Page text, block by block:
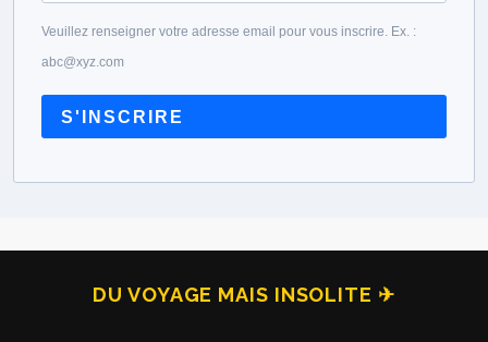
Veuillez renseigner votre adresse email pour vous inscrire. Ex. :
abc@xyz.com
S'INSCRIRE
DU VOYAGE MAIS INSOLITE ✈